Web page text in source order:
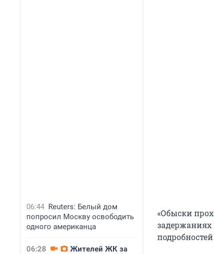
06:44 Reuters: Белый дом
попросил Москву освободить
одного американца
06:28
Жителей ЖК за
«Обыски
задержаниях